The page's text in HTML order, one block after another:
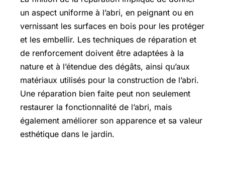
un aspect uniforme à l’abri, en peignant ou en
vernissant les surfaces en bois pour les protéger
et les embellir. Les techniques de réparation et
de renforcement doivent être adaptées à la
nature et à l’étendue des dégâts, ainsi qu’aux
matériaux utilisés pour la construction de l’abri.
Une réparation bien faite peut non seulement
restaurer la fonctionnalité de l’abri, mais
également améliorer son apparence et sa valeur
esthétique dans le jardin.